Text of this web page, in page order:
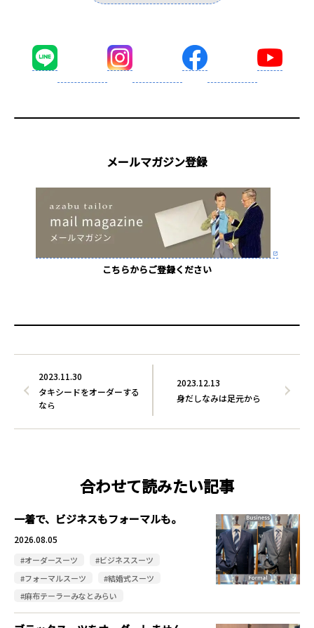
メールマガジン登録
こちらからご登録ください
2023.12.13
身だしなみは足元から
2023.11.30
タキシードをオーダーする
なら
合わせて読みたい記事
一着で、ビジネスもフォーマルも。
2026.08.05
#オーダースーツ
#ビジネススーツ
#フォーマルスーツ
#結婚式スーツ
#麻布テーラーみなとみらい